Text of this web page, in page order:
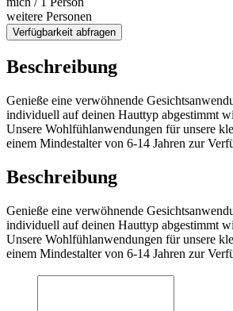
weitere Personen
Verfügbarkeit abfragen
Beschreibung
Genieße eine verwöhnende
individuell auf deinen Hauttyp abgestimmt
Unsere Wohlfühlanwendungen für unsere
einem Mindestalter von 6-14 Jahren zur
Beschreibung
Genieße eine verwöhnende
individuell auf deinen Hauttyp abgestimmt
Unsere Wohlfühlanwendungen für unsere
einem Mindestalter von 6-14 Jahren zur